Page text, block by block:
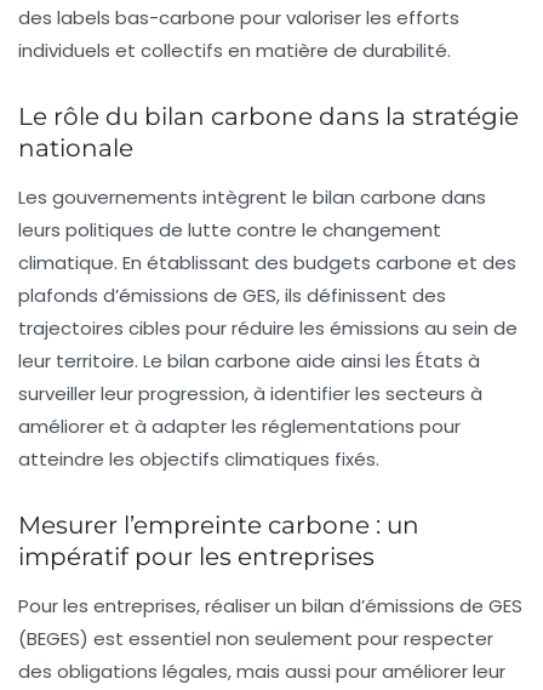
des labels bas-carbone pour valoriser les efforts
individuels et collectifs en matière de durabilité.
Le rôle du bilan carbone dans la stratégie
nationale
Les gouvernements intègrent le bilan carbone dans
leurs politiques de lutte contre le changement
climatique. En établissant des budgets carbone et des
plafonds d’émissions de GES, ils définissent des
trajectoires cibles pour réduire les émissions au sein de
leur territoire. Le bilan carbone aide ainsi les États à
surveiller leur progression, à identifier les secteurs à
améliorer et à adapter les réglementations pour
atteindre les objectifs climatiques fixés.
Mesurer l’empreinte carbone : un
impératif pour les entreprises
Pour les entreprises, réaliser un bilan d’émissions de GES
(BEGES) est essentiel non seulement pour respecter
des obligations légales, mais aussi pour améliorer leur